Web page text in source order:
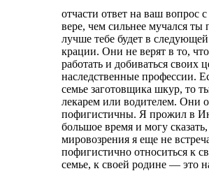
отчасти ответ на ваш вопрос
вере, чем сильнее мучался
лучше тебе будет в
крации. Они не верят в то,
работать и добиваться своих
наследственные профессии.
семье заготовщика шкур, то
лекарем или водителем. Они
пофигистичны. Я прожил в
большое время и могу
мировозрения я еще не
пофигистично относиться к
семье, к своей родине — это